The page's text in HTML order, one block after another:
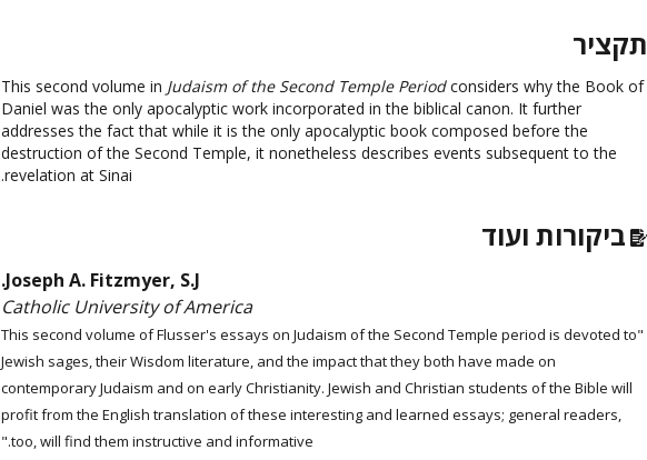
תקציר
This second volume in Judaism of the Second Temple Periodconsiders why the Book of
Daniel was the only apocalyptic work incorporated in the biblical canon. It further
addresses the fact that while it is the only apocalyptic book composed before the
destruction of the Second Temple, it nonetheless describes events subsequent to the
revelation at Sinai.
ביקורות ועוד
Joseph A. Fitzmyer, S.J.
Catholic University of America
"This second volume of Flusser's essays on Judaism of the Second Temple period is devoted to
Jewish sages, their Wisdom literature, and the impact that they both have made on
contemporary Judaism and on early Christianity. Jewish and Christian students of the Bible will
profit from the English translation of these interesting and learned essays; general readers,
too, will find them instructive and informative."